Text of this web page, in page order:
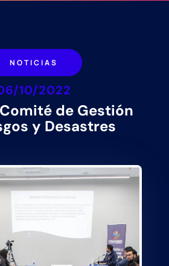
NOTICIAS
10/2022
de Gestión
y Desastres